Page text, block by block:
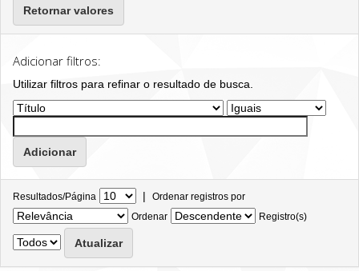
Retornar valores
Adicionar filtros:
Utilizar filtros para refinar o resultado de busca.
Resultados/Página | Ordenar registros por
Ordenar
Registro(s)